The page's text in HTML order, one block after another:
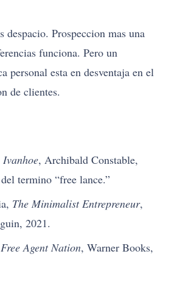
despacio. Prospeccion mas una
funciona. Pero un
personal esta en desventaja en el
de clientes.
Ivanhoe, Archibald Constable,
termino “free lance.”
The Minimalist Entrepreneur,
2021.
Free Agent Nation, Warner Books,